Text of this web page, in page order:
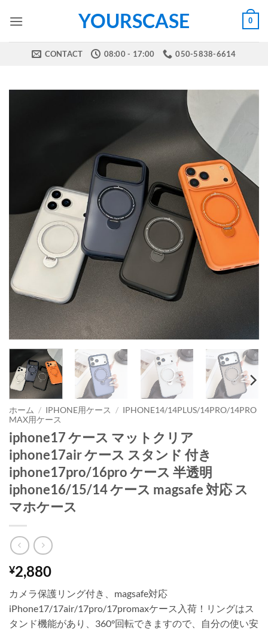
YOURSCASE 0
CONTACT 08:00 - 17:00 050-5838-6614
ホーム / IPHONE用ケース / IPHONE14/14PLUS/14PRO/14PRO
MAX用ケース
iphone17 ケース マットクリア
iphone17air ケース スタンド 付き
iphone17pro/16pro ケース 半透明
iphone16/15/14 ケース magsafe 対応 ス
マホケース
¥2,880
カメラ保護リング付き、magsafe対応
iPhone17/17air/17pro/17promaxケース入荷！リングはス
タンド機能があり、360°回転できますので、自分の使い安